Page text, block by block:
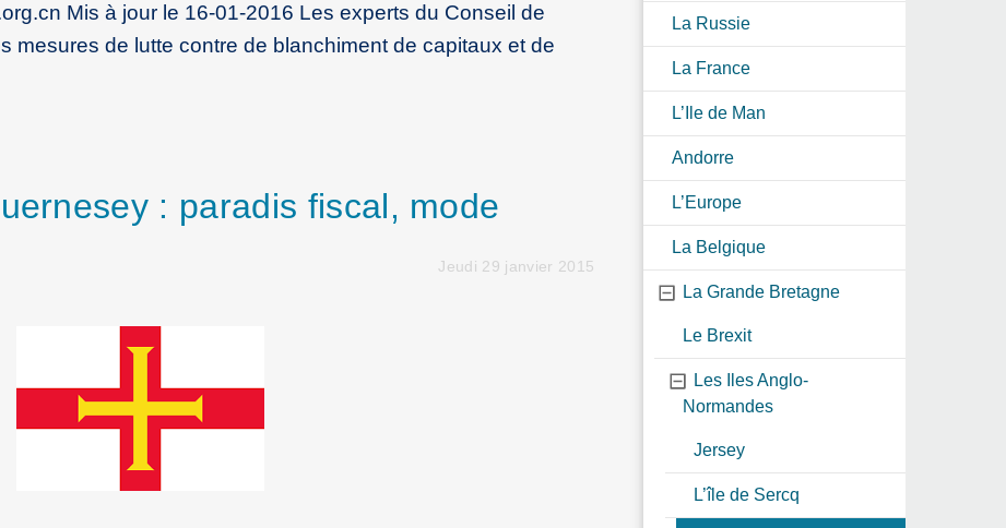
Mis à jour le 16-01-2016 Les experts du Conseil de
mesures de lutte contre de blanchiment de capitaux et de
: paradis fiscal, mode
Jeudi 29 janvier 2015
La Russie
La France
L’Ile de Man
Andorre
L’Europe
La Belgique
La Grande Bretagne
Le Brexit
Les Iles Anglo-
Normandes
Jersey
L’île de Sercq